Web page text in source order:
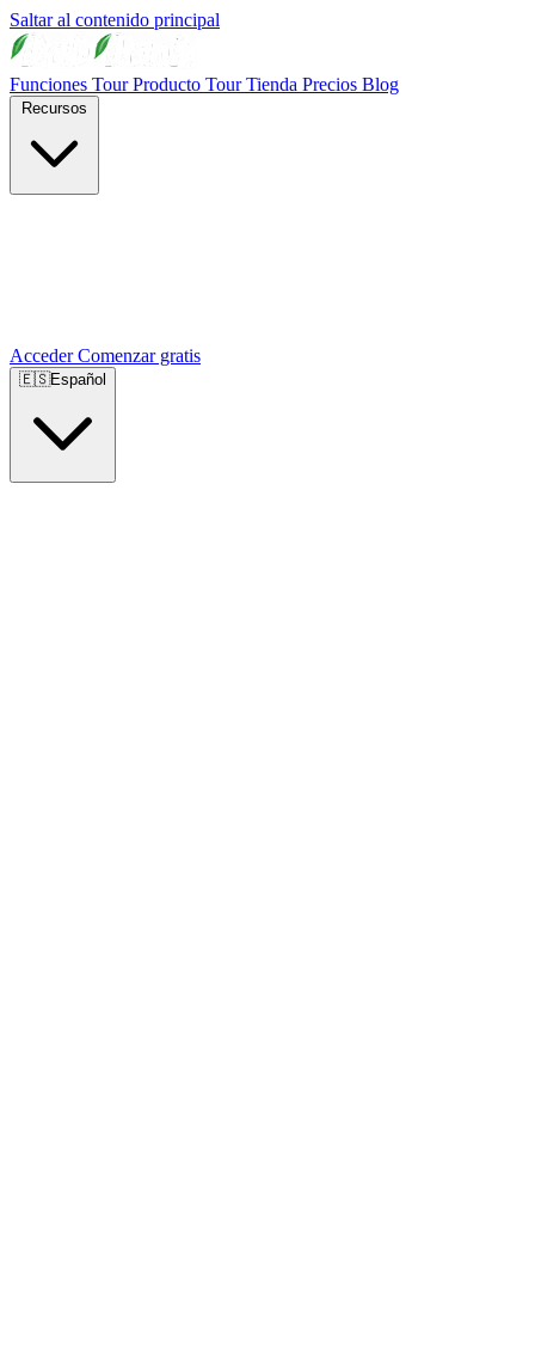
Saltar al contenido principal
Funciones Tour Producto Tour Tienda Precios Blog
AccederComenzar gratis
🇪🇸Español